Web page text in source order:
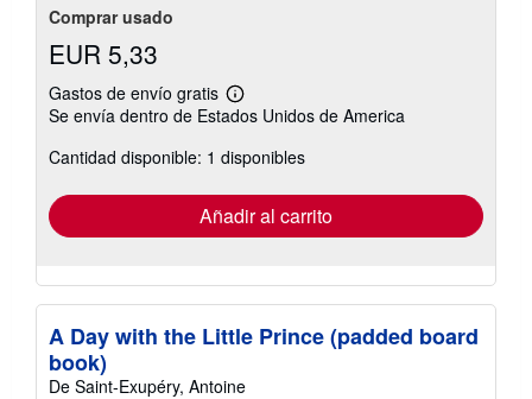
Comprar usado
EUR 5,33
Gastos de envío gratis
Más
información
las
tarifas
envío
Se envía dentro de Estados Unidos de America
Cantidad disponible: 1 disponibles
Añadir al carrito
A Day with the Little Prince (padded board
book)
De Saint-Exupéry, Antoine